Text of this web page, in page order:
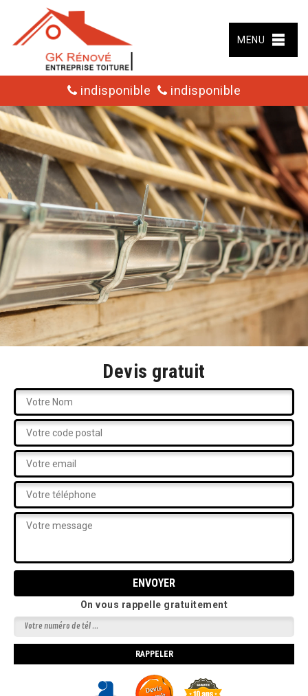
MENU
indisponible indisponible
Devis gratuit
On vous rappelle gratuitement